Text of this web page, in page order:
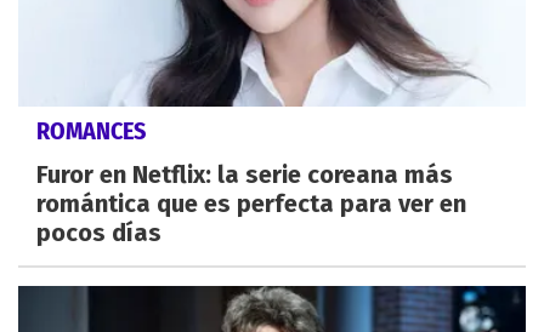
ROMANCES
Furor en Netflix: la serie coreana más
romántica que es perfecta para ver en
pocos días